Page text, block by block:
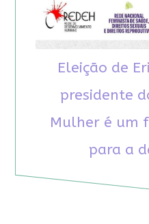
Eleição de
presidente
Mulher é um
para a